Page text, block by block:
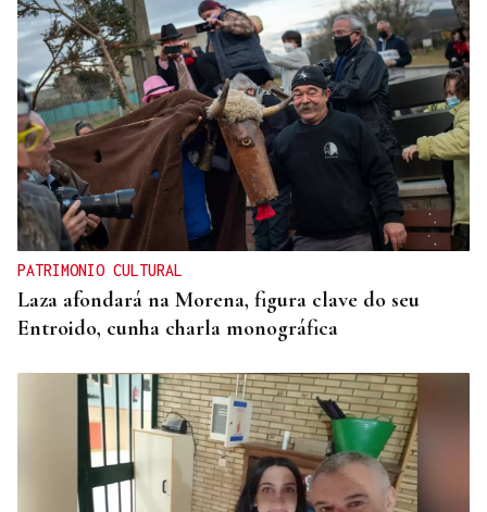
PATRIMONIO CULTURAL
Laza afondará na Morena, figura clave do seu
Entroido, cunha charla monográfica